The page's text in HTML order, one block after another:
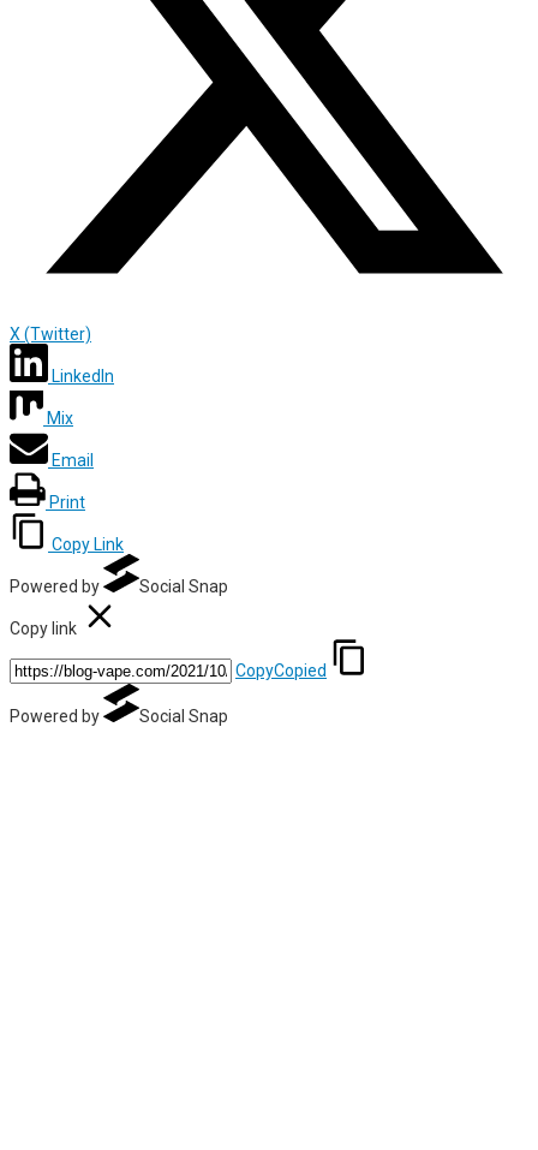
X (Twitter)
LinkedIn
Mix
Email
Print
Copy Link
Powered by Social Snap
Copy link
CopyCopied
Powered by Social Snap